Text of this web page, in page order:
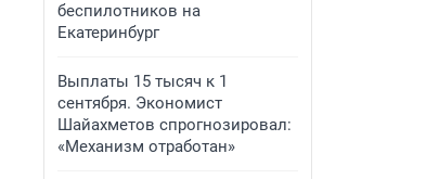
беспилотников на
Екатеринбург
Выплаты 15 тысяч к 1
сентября. Экономист
Шайахметов спрогнозировал:
«Механизм отработан»